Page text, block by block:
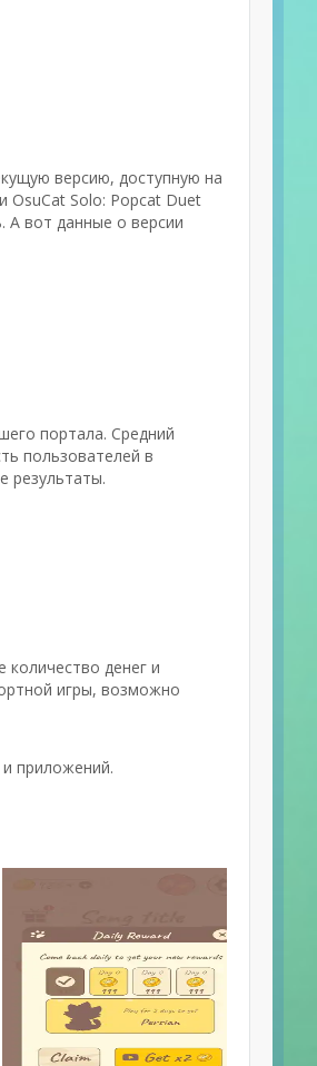
версию, доступную на
OsuCat Solo: Popcat Duet
А вот данные о версии
портала. Средний
пользователей в
результаты.
денег и
игры, возможно
приложений.